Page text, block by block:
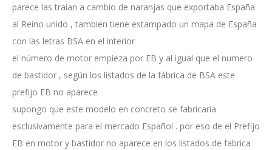
parece las traían a cambio de naranjas que exportaba España
al Reino unido , tambien tiene estampado un mapa de España
con las letras BSA en el interior
el número de motor empieza por EB y al igual que el numero
de bastidor , según los listados de la fábrica de BSA este
prefijo EB no aparece
supongo que este modelo en concreto se fabricaria
esclusivamente para el mercado Español . por eso de el Prefijo
EB en motor y bastidor no aparece en los listados de fabrica